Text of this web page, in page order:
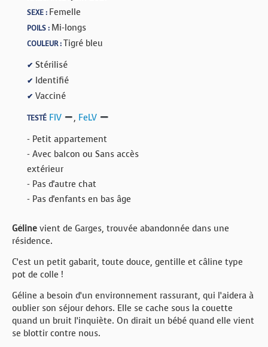
SEXE : Femelle
POILS : Mi-longs
COULEUR :Tigré bleu
✔ Stérilisé
✔ Identifié
✔ Vacciné
TESTÉ FIV , FeLV
- Petit appartement
- Avec balcon ou Sans accès
extérieur
- Pas d'autre chat
- Pas d'enfants en bas âge
Géline vient de Garges, trouvée abandonnée dans une
résidence.
C’est un petit gabarit, toute douce, gentille et câline type
pot de colle !
Géline a besoin d’un environnement rassurant, qui l’aidera à
oublier son séjour dehors. Elle se cache sous la couette
quand un bruit l’inquiète. On dirait un bébé quand elle vient
se blottir contre nous.